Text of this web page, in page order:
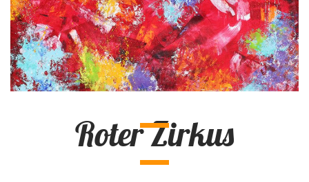
Roter Zirkus